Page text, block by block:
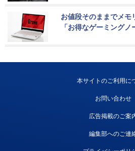
お値段そのままでメモ
「お得なゲーミングノ
本サイトのご利用に
お問い合わせ
広告掲載のご案
編集部へのご連